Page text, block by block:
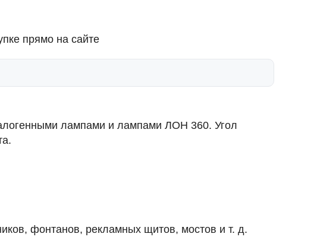
прямо на сайте
лампами и лампами ЛОН 360. Угол
фонтанов, рекламных щитов, мостов и т. д.